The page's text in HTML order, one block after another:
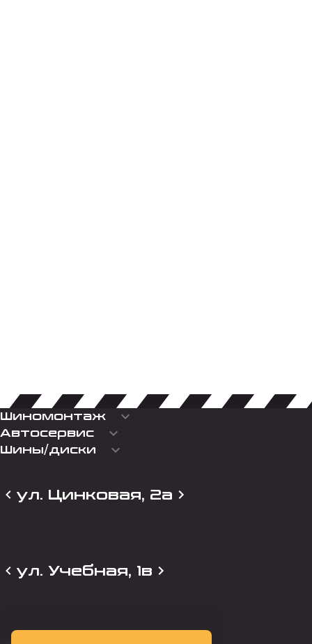
Шиномонтаж keyboard_arrow_down
Автосервис keyboard_arrow_down
Шины/диски keyboard_arrow_down
ул. Цинковая, 2а
ул. Учебная, 1в